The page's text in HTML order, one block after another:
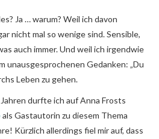
Ja … warum? Weil ich davon
nicht mal so wenige sind. Sensible,
auch immer. Und weil ich irgendwie
unausgesprochenen Gedanken: „Du
Leben zu gehen.
durfte ich auf Anna Frosts
als Gastautorin zu diesem Thema
Kürzlich allerdings fiel mir auf, dass